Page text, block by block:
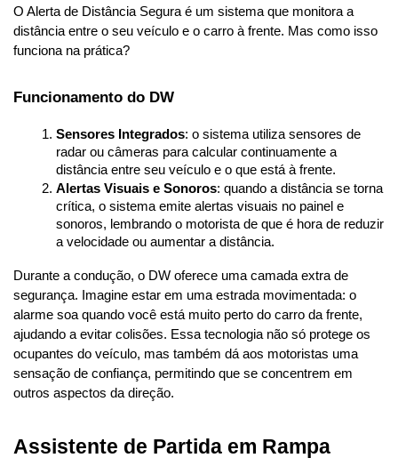
O Alerta de Distância Segura é um sistema que monitora a
distância entre o seu veículo e o carro à frente. Mas como isso
funciona na prática?
Funcionamento do DW
Sensores Integrados: o sistema utiliza sensores de
radar ou câmeras para calcular continuamente a
distância entre seu veículo e o que está à frente.
Alertas Visuais e Sonoros: quando a distância se torna
crítica, o sistema emite alertas visuais no painel e
sonoros, lembrando o motorista de que é hora de reduzir
a velocidade ou aumentar a distância.
Durante a condução, o DW oferece uma camada extra de
segurança. Imagine estar em uma estrada movimentada: o
alarme soa quando você está muito perto do carro da frente,
ajudando a evitar colisões. Essa tecnologia não só protege os
ocupantes do veículo, mas também dá aos motoristas uma
sensação de confiança, permitindo que se concentrem em
outros aspectos da direção.
Assistente de Partida em Rampa